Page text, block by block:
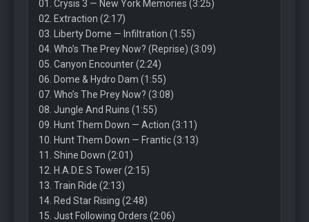
01. Crysis 3 — New York Memories (3:25)
02. Extraction (2:17)
03. Liberty Dome — Infiltration (1:55)
04. Who’s The Prey Now? (Reprise) (3:09)
05. Canyon Encounter (2:24)
06. Dome & Hydro Dam (1:55)
07. Who’s The Prey Now? (3:08)
08. Jungle And Ruins (1:55)
09. Hunt Them Down — Action (3:11)
10. Hunt Them Down — Frantic (3:13)
11. Shine Down (2:01)
12. H.A.D.E.S Tower (2:15)
13. Train Ride (2:13)
14. Red Star Rising (2:48)
15. Just Following Orders (2:06)